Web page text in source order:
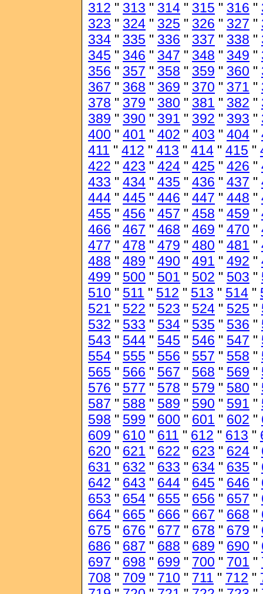
312 " 313 " 314 " 315 " 316 "
323 " 324 " 325 " 326 " 327 "
334 " 335 " 336 " 337 " 338 "
345 " 346 " 347 " 348 " 349 "
356 " 357 " 358 " 359 " 360 "
367 " 368 " 369 " 370 " 371 "
378 " 379 " 380 " 381 " 382 "
389 " 390 " 391 " 392 " 393 "
400 " 401 " 402 " 403 " 404 "
411 " 412 " 413 " 414 " 415 "
422 " 423 " 424 " 425 " 426 "
433 " 434 " 435 " 436 " 437 "
444 " 445 " 446 " 447 " 448 "
455 " 456 " 457 " 458 " 459 "
466 " 467 " 468 " 469 " 470 "
477 " 478 " 479 " 480 " 481 "
488 " 489 " 490 " 491 " 492 "
499 " 500 " 501 " 502 " 503 "
510 " 511 " 512 " 513 " 514 "
521 " 522 " 523 " 524 " 525 "
532 " 533 " 534 " 535 " 536 "
543 " 544 " 545 " 546 " 547 "
554 " 555 " 556 " 557 " 558 "
565 " 566 " 567 " 568 " 569 "
576 " 577 " 578 " 579 " 580 "
587 " 588 " 589 " 590 " 591 "
598 " 599 " 600 " 601 " 602 "
609 " 610 " 611 " 612 " 613 "
620 " 621 " 622 " 623 " 624 "
631 " 632 " 633 " 634 " 635 "
642 " 643 " 644 " 645 " 646 "
653 " 654 " 655 " 656 " 657 "
664 " 665 " 666 " 667 " 668 "
675 " 676 " 677 " 678 " 679 "
686 " 687 " 688 " 689 " 690 "
697 " 698 " 699 " 700 " 701 "
708 " 709 " 710 " 711 " 712 "